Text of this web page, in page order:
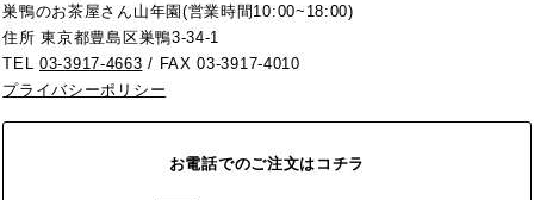
巣鴨のお茶屋さん山年園(営業時間10:00~18:00)
住所 東京都豊島区巣鴨3-34-1
TEL03-3917-4663 / FAX 03-3917-4010
プライバシーポリシー
お電話でのご注文はコチラ